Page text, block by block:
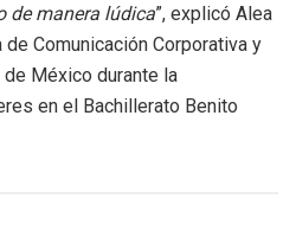
de manera lúdica”, explicó Alea
Comunicación Corporativa y
México durante la
en el Bachillerato Benito